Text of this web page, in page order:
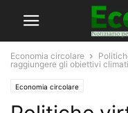
Economia circolare
raggiungere gli obiettivi
Economia circolare